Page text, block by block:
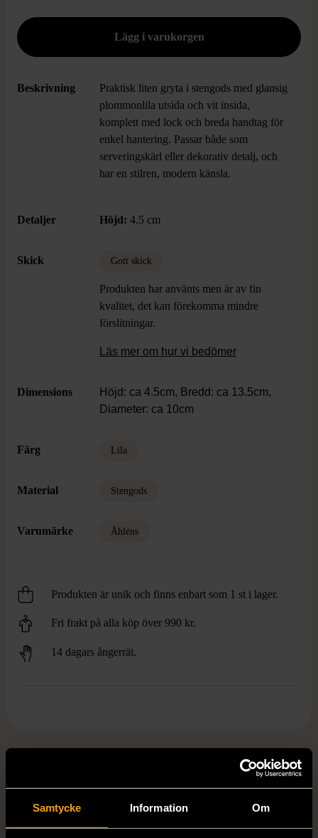
Samtycke Information Om
Beskrivning
Praktisk liten gryta i stengods med glansig
plommonlila utsida och vit insida,
komplett med lock och breda handtag för
enkel hantering. Passar både som
serveringskärl eller dekorativ detalj, och
har en stilren, modern känsla.
Detaljer Höjd: 4.5 cm
Skick Gott skick
Produkten har använts men är av fin
kvalitet, det kan förekomma mindre
förslitningar.
Läs mer om hur vi bedömer
Dimensions
Höjd: ca 4.5cm, Bredd: ca 13.5cm,
Diameter: ca 10cm
Färg Lila
Material Stengods
Varumärke Åhléns
Produkten är unik och finns enbart som 1 st i lager.
Fri frakt på alla köp över 990 kr.
14 dagars ångerrät.
FRÅN SAMMA VARUMÄRKE